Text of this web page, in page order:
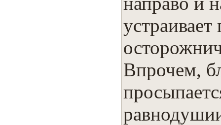
Впрочем,